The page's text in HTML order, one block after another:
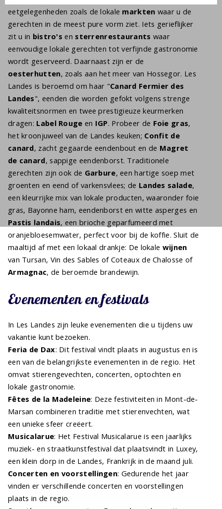
eetgelegenheden zoals de lokale markten waar u de
gerechten in de meest pure vorm ziet. Iets gerieflijker
zit u in bistro's en sterrenrestaurants waar
eenvoudige lokale gerechten tot verfijnde gastronomie
wordt geserveerd. Daarnaast zijn er de
oesterhutten, zoals aan het meer van Hossegor. Les
Landes is beroemd om haar "Canard Fermier des
Landes", eenden die worden gefokt volgens strenge
kwaliteitsnormen en twee prestigieuze keurmerken
dragen: Label Rouge en IGP. Probeer de Foie gras,
het kroonjuweel van de Landes keuken; Confit de
canard, zacht gegaarde eendenbout en de Magret
de canard, sappige eendenborst. Traditionele
gerechten zijn ook de Garbure, een hartige soep met
groenten en eend of varkensvlees; de Landes salade,
een kleurrijke mix van lokale producten, waaronder foie
gras, Bayonne ham, eendenborst en witte asperges en
Pastis landais, een brioche geparfumeerd met
oranjebloesemwater, perfect voor bij de koffie. Sluit de
maaltijd af met een lokaal drankje: De lokale wijnen
van Tursan, Vin des Sables of Coteaux de Chalosse of
Armagnac, de beroemde brandewijn.
Evenementen en festivals
In Les Landes zijn leuke evenementen die u tijdens uw
vakantie kunt bezoeken.
Feria de Dax: Dit festival vindt plaats in augustus en is
een van de belangrijkste evenementen in de regio. Het
omvat stierengevechten, concerten, optochten en
lokale gastronomie.
Fêtes de la Madeleine: Deze festiviteiten in Mont-de-
Marsan combineren traditie met stierenvechten, wat
een unieke sfeer creëert.
Musicalarue: Het Festival Musicalarue is een jaarlijks
muziek- en straatkunstfestival dat plaatsvindt in Luxey,
een klein dorp in de Landes, Frankrijk in de maand juli.
Concerten en voorstellingen: Gedurende het jaar
vinden er verschillende concerten en voorstellingen
plaats in de regio.